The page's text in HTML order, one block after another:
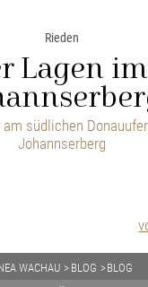
Rieden
Lagen
südlichen
Johannserberg
WACHAU BLOG BLOG